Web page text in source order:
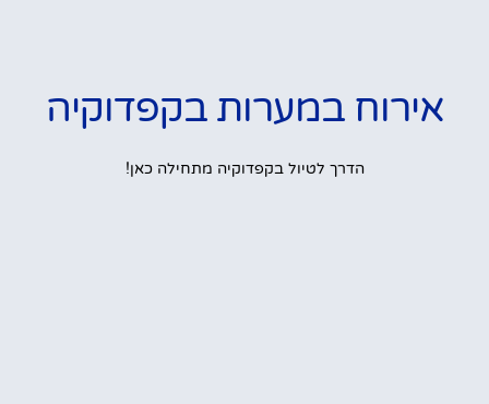
אירוח במערות בקפדוקיה
הדרך לטיול בקפדוקיה מתחילה כאן!